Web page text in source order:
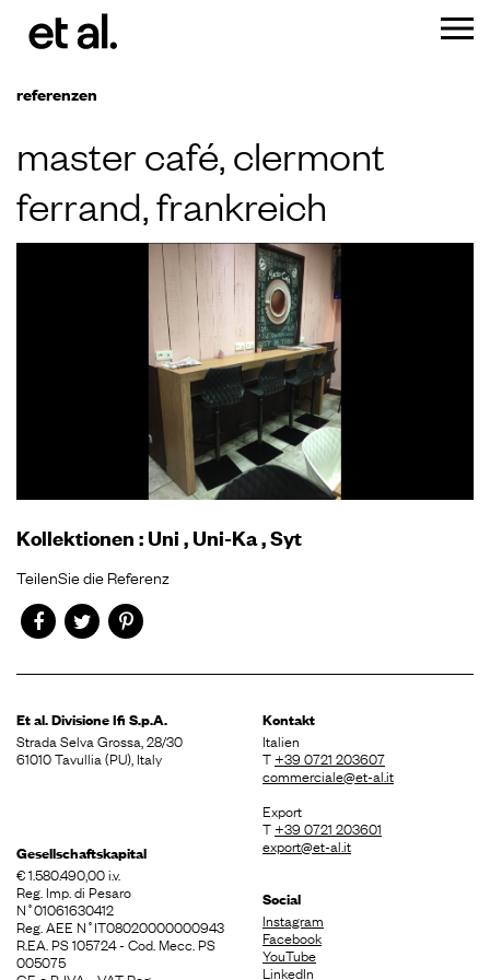
referenzen
master café, clermont
ferrand, frankreich
Kollektionen : Uni , Uni-Ka,Syt
TeilenSie die Referenz
Et al. DivisioneIfi S.p.A.
Strada Selva Grossa, 28/30
61010 Tavullia (PU), Italy
Gesellschaftskapital
€ 1.580.490,00 i.v.
Reg. Imp. di Pesaro
N˚01061630412
Reg. AEE N˚IT08020000000943
R.EA. PS 105724 - Cod. Mecc. PS
005075
Kontakt
Italien
T+39 0721 203607
commerciale@et-al.it
Export
T+39 0721 203601
export@et-al.it
Social
Instagram
Facebook
YouTube
LinkedIn